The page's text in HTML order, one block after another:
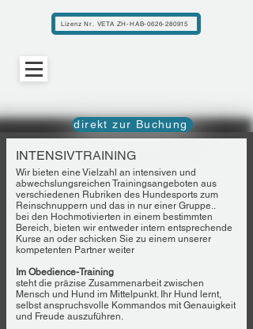
Lizenz Nr. VETA ZH-HAB-0626-280915
direkt zur Buchung
INTENSIVTRAINING
Wir bieten eine Vielzahl an intensiven und
abwechslungsreichen Trainingsangeboten aus
verschiedenen Rubriken des Hundesports zum
Reinschnuppern und das in nur einer Gruppe..
bei den Hochmotivierten in einem bestimmten
Bereich, bieten wir entweder intern entsprechende
Kurse an oder schicken Sie zu einem unserer
kompetenten Partner weiter
Im Obedience-Training
steht die präzise Zusammenarbeit zwischen
Mensch und Hund im Mittelpunkt. Ihr Hund lernt,
selbst anspruchsvolle Kommandos mit Genauigkeit
und Freude auszuführen.